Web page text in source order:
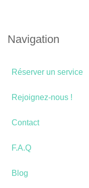
Navigation
Réserver un service
Rejoignez-nous !
Contact
F.A.Q
Blog